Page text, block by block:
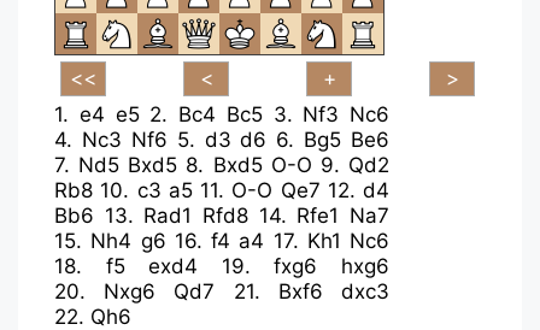
1. e4 e5 2. Bc4 Bc5 3. Nf3 Nc6
4. Nc3 Nf6 5. d3 d6 6. Bg5 Be6
7. Nd5 Bxd5 8. Bxd5 O-O 9. Qd2
Rb8 10. c3 a5 11. O-O Qe7 12. d4
Bb6 13. Rad1 Rfd8 14. Rfe1 Na7
15. Nh4 g6 16. f4 a4 17. Kh1 Nc6
18. f5 exd4 19.fxg6
hxg6
20. Nxg6 Qd7 21. Bxf6
dxc3
22. Qh6